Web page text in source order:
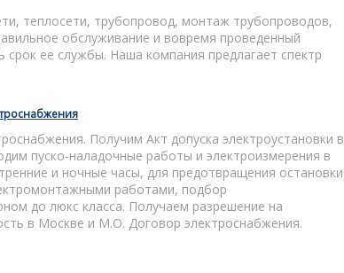
теплосети, трубопровод, монтаж трубопроводов,
обслуживание и вовремя проведенный
ее службы. Наша компания предлагает спектр
Получим Акт допуска электроустановки в
пуско-наладочные работы и электроизмерения в
и ночные часы, для предотвращения остановки
работами, подбор
до люкс класса. Получаем разрешение на
в Москве и М.О. Договор электроснабжения.